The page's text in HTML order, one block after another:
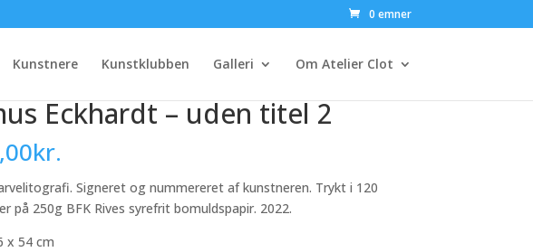
0 emner
Kunstnere Kunstklubben Galleri Om Atelier Clot
Eckhardt – uden titel 2
kr.
Signeret og nummereret af kunstneren. Trykt i 120
på 250g BFK Rives syrefrit bomuldspapir. 2022.
x 54 cm